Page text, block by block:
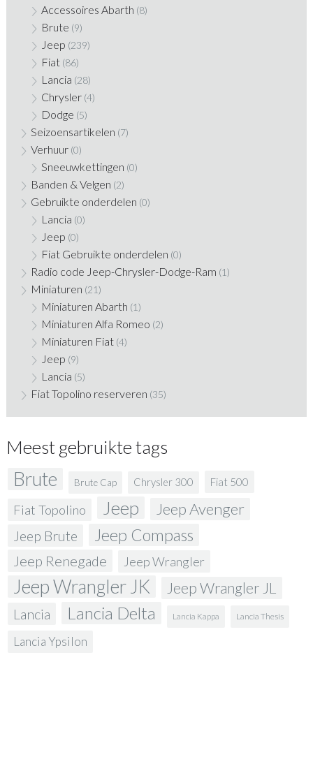
Accessoires Abarth (8)
Brute (9)
Jeep (239)
Fiat (86)
Lancia (28)
Chrysler (4)
Dodge (5)
Seizoensartikelen (7)
Verhuur (0)
Sneeuwkettingen (0)
Banden & Velgen (2)
Gebruikte onderdelen (0)
Lancia (0)
Jeep (0)
Fiat Gebruikte onderdelen (0)
Radio code Jeep-Chrysler-Dodge-Ram (1)
Miniaturen (21)
Miniaturen Abarth (1)
Miniaturen Alfa Romeo (2)
Miniaturen Fiat (4)
Jeep (9)
Lancia (5)
Fiat Topolino reserveren (35)
Meest gebruikte tags
Brute Brute Cap Chrysler 300 Fiat 500
Fiat Topolino Jeep Jeep Avenger
Jeep Brute Jeep Compass
Jeep Renegade Jeep Wrangler
Jeep Wrangler JK Jeep Wrangler JL
Lancia Lancia Delta Lancia Kappa Lancia Thesis
Lancia Ypsilon